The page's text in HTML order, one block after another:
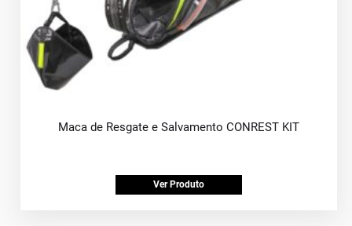
Maca de Resgate e Salvamento CONREST KIT
Ver Produto